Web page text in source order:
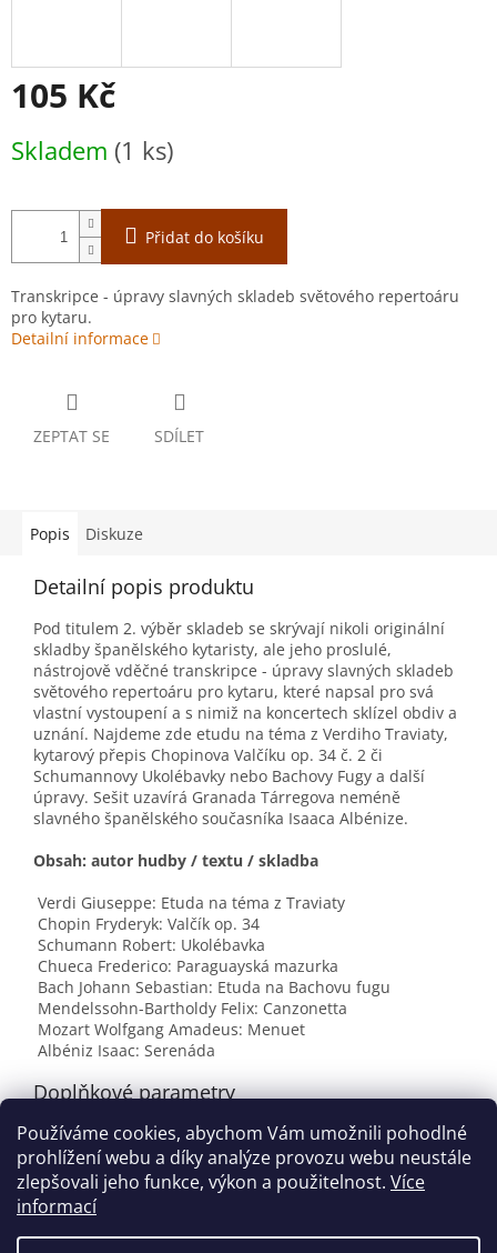
Používáme cookies, abychom Vám umožnili pohodlné
prohlížení webu a díky analýze provozu webu neustále
zlepšovali jeho funkce, výkon a použitelnost. Více
informací
105 Kč
cena:
Skladem (1 ks)
Přidat do košíku
Transkripce - úpravy slavných skladeb světového repertoáru
pro kytaru.
Detailní informace
ZEPTAT SE SDÍLET
Popis Diskuze
Detailní popis produktu
Pod titulem 2. výběr skladeb se skrývají nikoli originální
skladby španělského kytaristy, ale jeho proslulé,
nástrojově vděčné transkripce - úpravy slavných skladeb
světového repertoáru pro kytaru, které napsal pro svá
vlastní vystoupení a s nimiž na koncertech sklízel obdiv a
uznání. Najdeme zde etudu na téma z Verdiho Traviaty,
kytarový přepis Chopinova Valčíku op. 34 č. 2 či
Schumannovy Ukolébavky nebo Bachovy Fugy a další
úpravy. Sešit uzavírá Granada Tárregova neméně
slavného španělského současníka Isaaca Albénize.
Obsah: autor hudby / textu / skladba
Verdi Giuseppe: Etuda na téma z Traviaty
Chopin Fryderyk: Valčík op. 34
Schumann Robert: Ukolébavka
Chueca Frederico: Paraguayská mazurka
Bach Johann Sebastian: Etuda na Bachovu fugu
Mendelssohn-Bartholdy Felix: Canzonetta
Mozart Wolfgang Amadeus: Menuet
Albéniz Isaac: Serenáda
Doplňkové parametry
Kategorie: Noty pro kytaru
EAN: 9790260000995